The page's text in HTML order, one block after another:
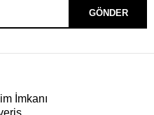
GÖNDER
İmkanı